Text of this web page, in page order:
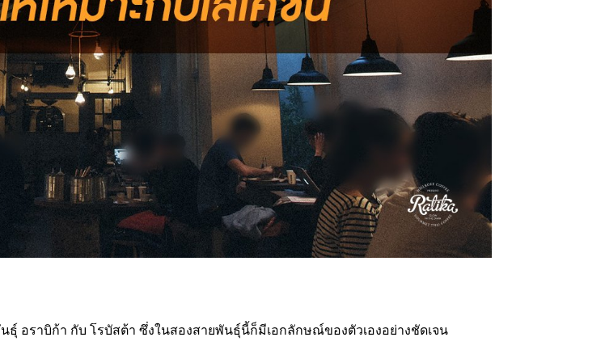
บิก้า กับ โรบัสต้า ซึ่งในสองสายพันธุ์นี้ก็มีเอกลักษณ์ของตัวเองอย่างชัดเจน